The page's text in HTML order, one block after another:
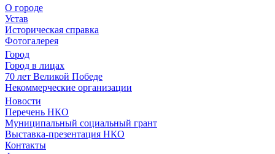
О городе
Устав
Историческая справка
Фотогалерея
Город
Город в лицах
70 лет Великой Победе
Некоммерческие организации
Новости
Перечень НКО
Муниципальный социальный грант
Выставка-презентация НКО
Контакты